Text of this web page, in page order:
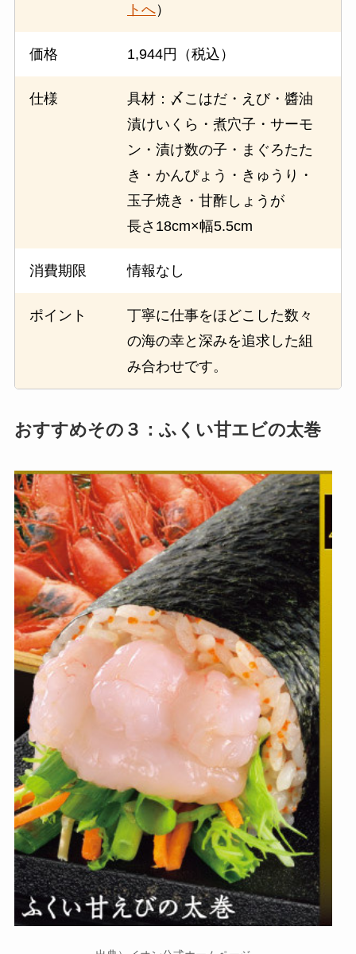
トへ）
価格 1,944円（税込）
仕様
具材：〆こはだ・えび・醬油
漬けいくら・煮穴子・サーモ
ン・漬け数の子・まぐろたた
き・かんぴょう・きゅうり・
玉子焼き・甘酢しょうが
長さ18cm×幅5.5cm
消費期限 情報なし
ポイント
丁寧に仕事をほどこした数々
の海の幸と深みを追求した組
み合わせです。
おすすめその３：ふくい甘エビの太巻